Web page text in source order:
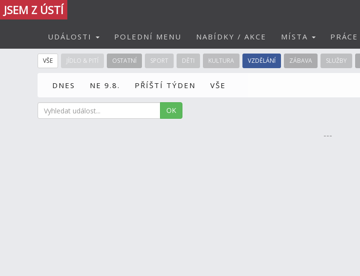
JSEM Z ÚSTÍ
UDÁLOSTI POLEDNÍ MENU NABÍDKY / AKCE MÍSTA PRÁCE
VŠE JÍDLO & PITÍ OSTATNÍ SPORT DĚTI KULTURA VZDĚLÁNÍ ZÁBAVA SLUŽBY
DNES NE 9.8. PŘÍŠTÍ TÝDEN VŠE
OK
---